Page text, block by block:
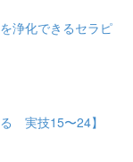
浄化できるセラピ
実技15〜24】